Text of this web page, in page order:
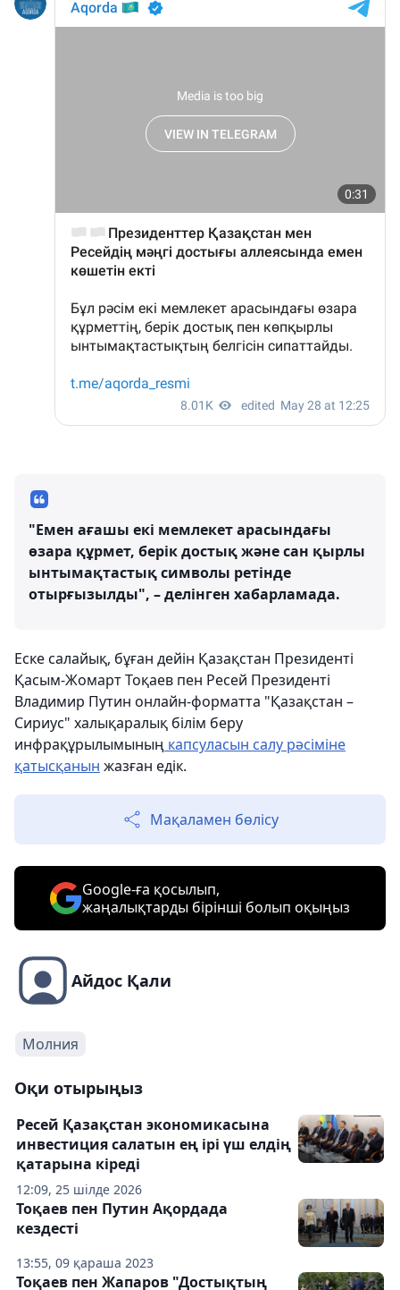
"Емен ағашы екі мемлекет арасындағы
өзара құрмет, берік достық және сан қырлы
ынтымақтастық символы ретінде
отырғызылды", – делінген хабарламада.
Еске салайық, бұған дейін Қазақстан Президенті
Қасым-Жомарт Тоқаев пен Ресей Президенті
Владимир Путин онлайн-форматта "Қазақстан –
Сириус" халықаралық білім беру
инфрақұрылымының капсуласын салу рәсіміне
қатысқанын жазған едік.
Мақаламен бөлісу
Google-ға қосылып,
жаңалықтарды бірінші болып оқыңыз
Айдос Қали
Молния
Оқи отырыңыз
12:09, 25 шілде 2026
Ресей Қазақстан экономикасына
инвестиция салатын ең ірі үш елдің
қатарына кіреді
13:55, 09 қараша 2023
Тоқаев пен Путин Ақордада
кездесті
Тоқаев пен Жапаров "Достықтың